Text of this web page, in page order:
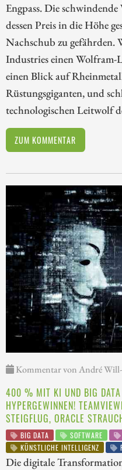
Engpass. Die
dessen Preis in die Höhe
Nachschub zu gefährden.
Industries einen Wolfram-
einen Blick auf
Rüstungsgiganten, und
technologischen Leitwolf
ZUM KOMMENTAR
Kommentar von André
400 % MIT KI UND BIG DATA
HYPERGEWINNEN!
STEIGFLUG, ORACLE
BIG DATA SOFTWARE
KÜNSTLICHE INTELLIGENZ
Die digitale